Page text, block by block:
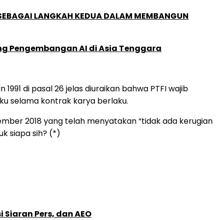
LANGKAH KEDUA DALAM MEMBANGUN
Pengembangan AI di Asia Tenggara
di pasal 26 jelas diuraikan bahwa PTFI wajib
selama kontrak karya berlaku.
2018 yang telah menyatakan “tidak ada kerugian
siapa sih? (*)
Pers, dan AEO